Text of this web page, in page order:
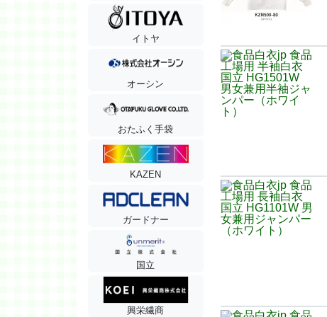
イトヤ
オーシン
おたふく手袋
KAZEN
ガードナー
国立
興栄繊商